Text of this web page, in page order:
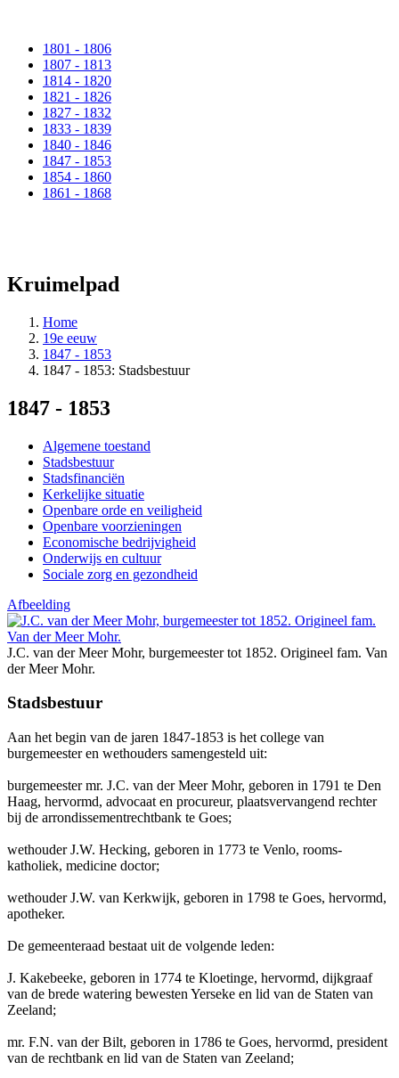
1801 - 1806
1807 - 1813
1814 - 1820
1821 - 1826
1827 - 1832
1833 - 1839
1840 - 1846
1847 - 1853
1854 - 1860
1861 - 1868
Kruimelpad
Home
19e eeuw
1847 - 1853
1847 - 1853: Stadsbestuur
1847 - 1853
Algemene toestand
Stadsbestuur
Stadsfinanciën
Kerkelijke situatie
Openbare orde en veiligheid
Openbare voorzieningen
Economische bedrijvigheid
Onderwijs en cultuur
Sociale zorg en gezondheid
Afbeelding
J.C. van der Meer Mohr, burgemeester tot 1852. Origineel fam. Van
der Meer Mohr.
Stadsbestuur
Aan het begin van de jaren 1847-1853 is het college van
burgemeester en wethouders samengesteld uit:
burgemeester mr. J.C. van der Meer Mohr, geboren in 1791 te Den
Haag, hervormd, advocaat en procureur, plaatsvervangend rechter
bij de arrondissementrechtbank te Goes;
wethouder J.W. Hecking, geboren in 1773 te Venlo, rooms-
katholiek, medicine doctor;
wethouder J.W. van Kerkwijk, geboren in 1798 te Goes, hervormd,
apotheker.
De gemeenteraad bestaat uit de volgende leden:
J. Kakebeeke, geboren in 1774 te Kloetinge, hervormd, dijkgraaf
van de brede watering bewesten Yerseke en lid van de Staten van
Zeeland;
mr. F.N. van der Bilt, geboren in 1786 te Goes, hervormd, president
van de rechtbank en lid van de Staten van Zeeland;